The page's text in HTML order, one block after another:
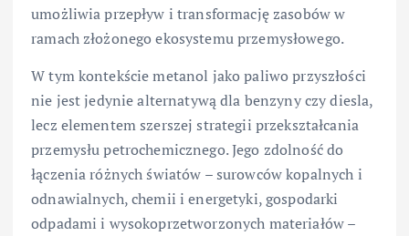
umożliwia przepływ i transformację zasobów w
ramach złożonego ekosystemu przemysłowego.
W tym kontekście metanol jako paliwo przyszłości
nie jest jedynie alternatywą dla benzyny czy diesla,
lecz elementem szerszej strategii przekształcania
przemysłu petrochemicznego. Jego zdolność do
łączenia różnych światów – surowców kopalnych i
odnawialnych, chemii i energetyki, gospodarki
odpadami i wysokoprzetworzonych materiałów –